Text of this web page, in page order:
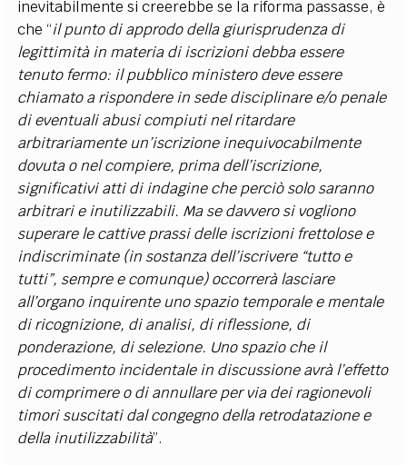
inevitabilmente si creerebbe se la riforma passasse, è
che “il punto di approdo della giurisprudenza di
legittimità in materia di iscrizioni debba essere
tenuto fermo: il pubblico ministero deve essere
chiamato a rispondere in sede disciplinare e/o penale
di eventuali abusi compiuti nel ritardare
arbitrariamente un’iscrizione inequivocabilmente
dovuta o nel compiere, prima dell’iscrizione,
significativi atti di indagine che perciò solo saranno
arbitrari e inutilizzabili. Ma se davvero si vogliono
superare le cattive prassi delle iscrizioni frettolose e
indiscriminate (in sostanza dell’iscrivere “tutto e
tutti”, sempre e comunque) occorrerà lasciare
all’organo inquirente uno spazio temporale e mentale
di ricognizione, di analisi, di riflessione, di
ponderazione, di selezione. Uno spazio che il
procedimento incidentale in discussione avrà l’effetto
di comprimere o di annullare per via dei ragionevoli
timori suscitati dal congegno della retrodatazione e
della inutilizzabilità”.